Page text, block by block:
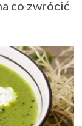
co zwrócić